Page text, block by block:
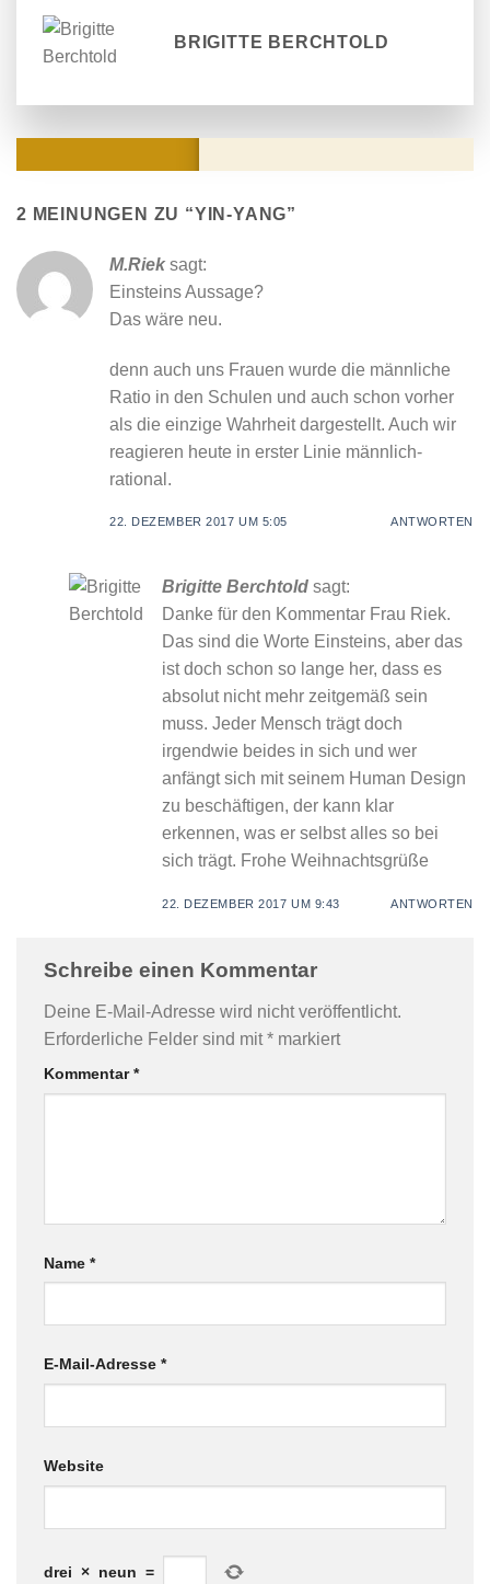
BRIGITTE BERCHTOLD
2 MEINUNGEN ZU “YIN-YANG”
M.Riek sagt:
Einsteins Aussage?
Das wäre neu.
denn auch uns Frauen wurde die männliche
Ratio in den Schulen und auch schon vorher
als die einzige Wahrheit dargestellt. Auch wir
reagieren heute in erster Linie männlich-
rational.
22. DEZEMBER 2017 UM 5:05 ANTWORTEN
Brigitte Berchtold sagt:
Danke für den Kommentar Frau Riek.
Das sind die Worte Einsteins, aber das
ist doch schon so lange her, dass es
absolut nicht mehr zeitgemäß sein
muss. Jeder Mensch trägt doch
irgendwie beides in sich und wer
anfängt sich mit seinem Human Design
zu beschäftigen, der kann klar
erkennen, was er selbst alles so bei
sich trägt. Frohe Weihnachtsgrüße
22. DEZEMBER 2017 UM 9:43 ANTWORTEN
Schreibe einen Kommentar
Deine E-Mail-Adresse wird nicht veröffentlicht.
Erforderliche Felder sind mit* markiert
Kommentar*
Name *
E-Mail-Adresse *
Website
drei × neun =